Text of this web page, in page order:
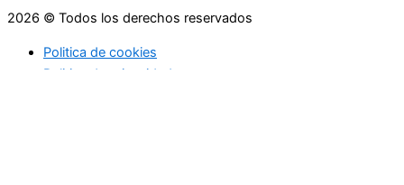
2026 © Todos los derechos reservados
Politica de cookies
Politica de privacidad